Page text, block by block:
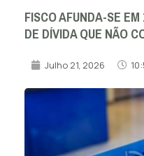
FISCO AFUNDA-SE
DE DÍVIDA QUE NÃO
Julho 21, 2026